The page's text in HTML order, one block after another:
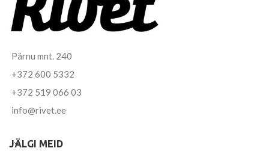
Pärnu mnt. 240
+372 600 5332
+372 519 066 03
info@rivet.ee
JÄLGI MEID